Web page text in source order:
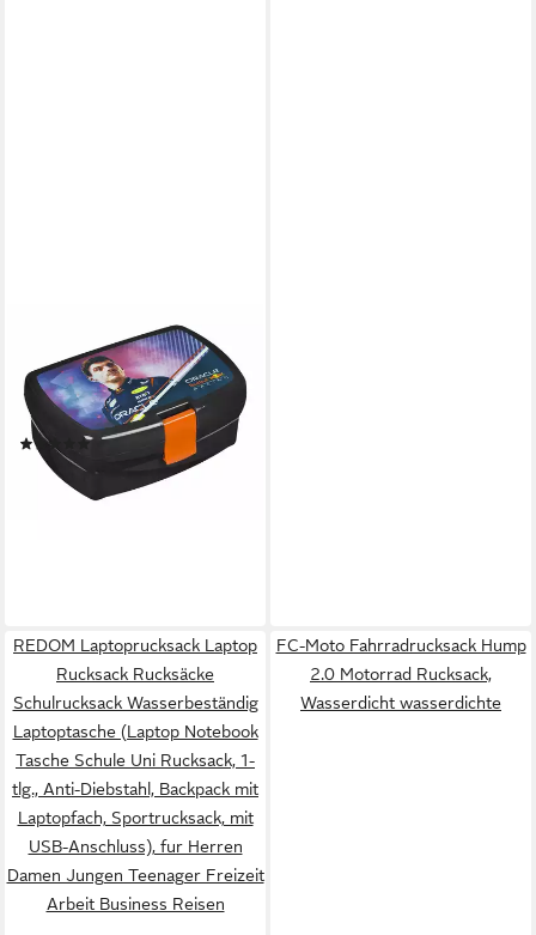
Lunchbox Red Bull Max
Verstappen Lunchbox 630ml
Kinder & Fans, Kunststoff, (1-
tlg)
(1)
12,95 € UVP 29,99 €
REDOM Laptoprucksack Laptop
Rucksack Rucksäcke
Schulrucksack Wasserbeständig
Laptoptasche (Laptop Notebook
Tasche Schule Uni Rucksack, 1-
tlg., Anti-Diebstahl, Backpack mit
Laptopfach, Sportrucksack, mit
USB-Anschluss), fur Herren
Damen Jungen Teenager Freizeit
Arbeit Business Reisen
FC-Moto Fahrradrucksack Hump
2.0 Motorrad Rucksack,
Wasserdicht wasserdichte